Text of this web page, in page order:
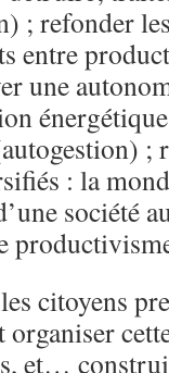
; refonder
entre
une
;
: la
société
citoyens
et…